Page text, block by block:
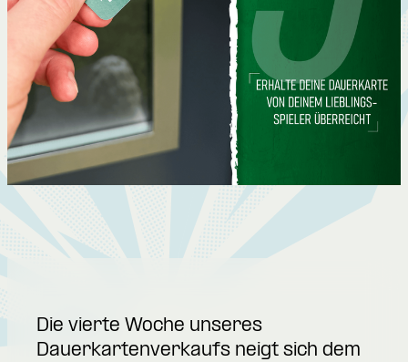
Die vierte Woche unseres
Dauerkartenverkaufs neigt sich dem